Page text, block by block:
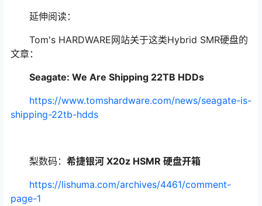
延伸阅读：
Tom's HARDWARE网站关于这类Hybrid SMR硬盘的
文章：
Seagate: We Are Shipping 22TB HDDs
https://www.tomshardware.com/news/seagate-is-
shipping-22tb-hdds
梨数码： 希捷银河 X20z HSMR 硬盘开箱
https://lishuma.com/archives/4461/comment-
page-1